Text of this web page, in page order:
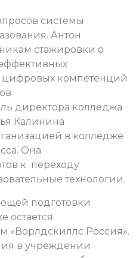
системы
Антон
стажировки о
компетенций
директора колледжа
Калинина
в колледже
Она
к переходу
технологии.
подготовки
остается
«Ворлдскиллс Россия».
в учреждении